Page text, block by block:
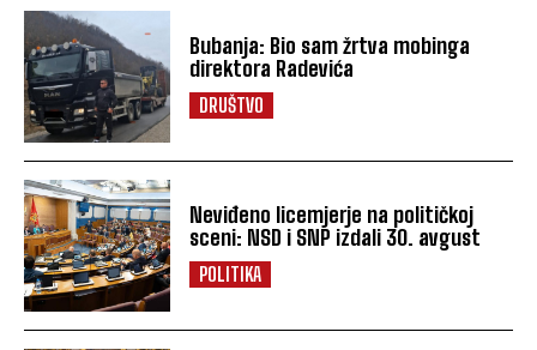
Bubanja: Bio sam žrtva mobinga
direktora Radevića
DRUŠTVO
Neviđeno licemjerje na političkoj
sceni: NSD i SNP izdali 30. avgust
POLITIKA